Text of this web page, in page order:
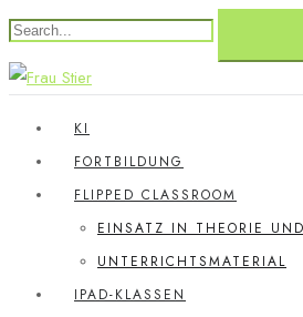
KI
FORTBILDUNG
FLIPPED CLASSROOM
EINSATZ IN THEORIE
UNTERRICHTSMATERIAL
IPAD-KLASSEN